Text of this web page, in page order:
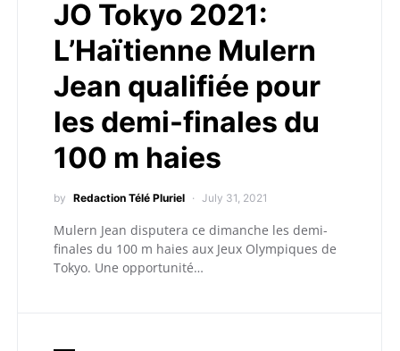
JO Tokyo 2021:
L’Haïtienne Mulern
Jean qualifiée pour
les demi-finales du
100 m haies
by Redaction Télé Pluriel July 31, 2021
Mulern Jean disputera ce dimanche les demi-
finales du 100 m haies aux Jeux Olympiques de
Tokyo. Une opportunité…